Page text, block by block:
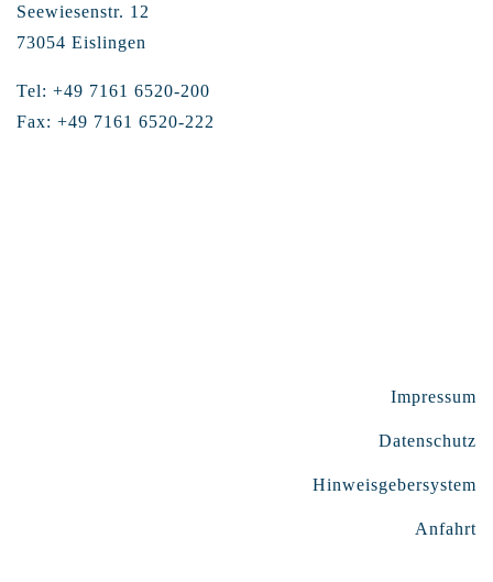
Seewiesenstr. 12
73054 Eislingen
Tel: +49 7161 6520-200
Fax: +49 7161 6520-222
Impressum
Datenschutz
Hinweisgebersystem
Anfahrt